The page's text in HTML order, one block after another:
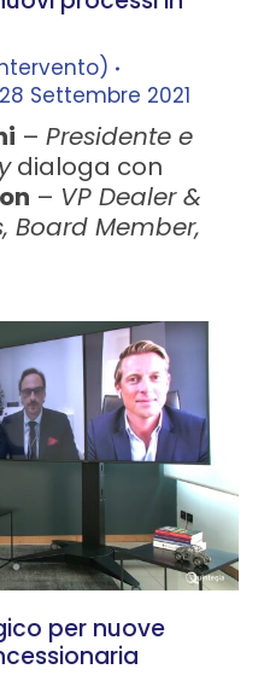
28 Settembre 2021
– Presidente e
dialoga con
– VP Dealer &
Board Member,
per nuove